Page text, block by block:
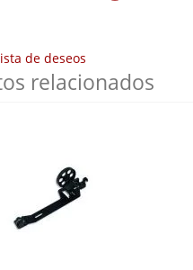
de deseos
relacionados